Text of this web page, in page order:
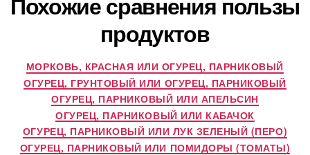
продуктов
МОРКОВЬ, КРАСНАЯ ИЛИ ОГУРЕЦ, ПАРНИКОВЫЙ
ОГУРЕЦ, ГРУНТОВЫЙ ИЛИ ОГУРЕЦ, ПАРНИКОВЫЙ
ОГУРЕЦ, ПАРНИКОВЫЙ ИЛИ АПЕЛЬСИН
ОГУРЕЦ, ПАРНИКОВЫЙ ИЛИ КАБАЧОК
ОГУРЕЦ, ПАРНИКОВЫЙ ИЛИ ЛУК ЗЕЛЕНЫЙ (ПЕРО)
ОГУРЕЦ, ПАРНИКОВЫЙ ИЛИ ПОМИДОРЫ (ТОМАТЫ)